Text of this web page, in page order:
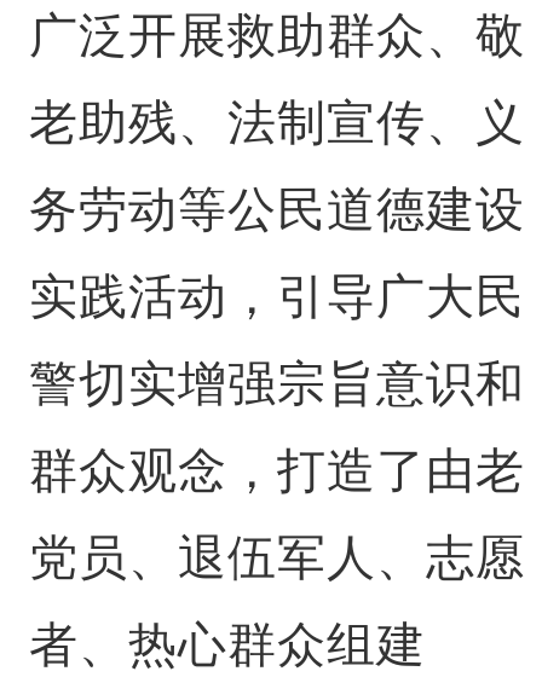
广泛开展救助群众、敬
老助残、法制宣传、义
务劳动等公民道德建设
实践活动，引导广大民
警切实增强宗旨意识和
群众观念，打造了由老
党员、退伍军人、志愿
者、热心群众组建